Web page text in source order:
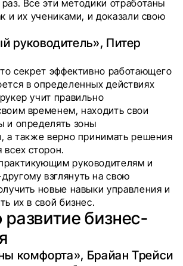
Все эти методики отработаны
и их учениками, и доказали свою
руководитель», Питер
секрет эффективно работающего
в определенных действиях
учит правильно
временем, находить свои
и определять зоны
а также верно принимать решения
сторон.
руководителям и
взглянуть на свою
новые навыки управления и
их в свой бизнес.
развитие бизнес-
комфорта», Брайан Трейси